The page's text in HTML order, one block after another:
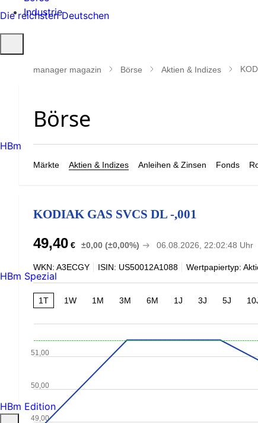
Industrie
öffnen
manager magazin Börse Aktien & Indizes
Märkte Aktien & Indizes Anleihen & Zinsen Fonds
KODIAK GAS SVCS DL -,001
49,40 € ±0,00 (±0,00%) 06.08.2026, 22:02:48 Uhr
WKN: A3ECGY ISIN: US50012A1088 Wertpapiertyp:
1T 1W 1M 3M 6M 1J 3J 5J
49,00
50,00
51,00
Die reichsten Deutschen
HBm
HBm Spezial
HBm Edition